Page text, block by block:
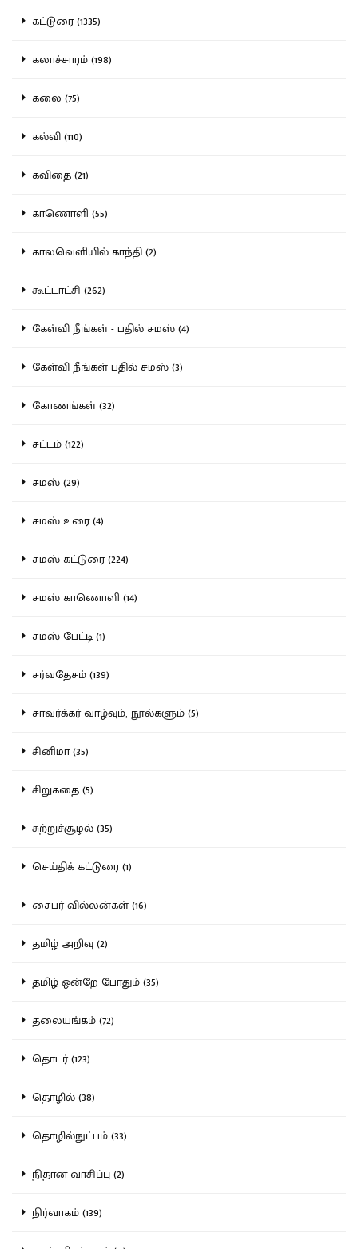
கட்டுரை (1335)
கலாச்சாரம் (198)
கலை (75)
கல்வி (110)
கவிதை (21)
காணொளி (55)
காலவெளியில் காந்தி (2)
கூட்டாட்சி (262)
கேள்வி நீங்கள் - பதில் சமஸ் (4)
கேள்வி நீங்கள் பதில் சமஸ் (3)
கோணங்கள் (32)
சட்டம் (122)
சமஸ் (29)
சமஸ் உரை (4)
சமஸ் கட்டுரை (224)
சமஸ் காணொளி (14)
சமஸ் பேட்டி (1)
சர்வதேசம் (139)
சாவர்க்கர் வாழ்வும், நூல்களும் (5)
சினிமா (35)
சிறுகதை (5)
சுற்றுச்சூழல் (35)
செய்திக் கட்டுரை (1)
சைபர் வில்லன்கள் (16)
தமிழ் அறிவு (2)
தமிழ் ஒன்றே போதும் (35)
தலையங்கம் (72)
தொடர் (123)
தொழில் (38)
தொழில்நுட்பம் (33)
நிதான வாசிப்பு (2)
நிர்வாகம் (139)